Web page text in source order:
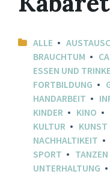
ALLE
BRAUCHTUM
ESSEN UND
FORTBILDUNG
HANDARBEIT
KINDER
KINO
KULTUR
KUNST
NACHHALTIKEIT
SPORT
TANZEN
UNTERHALTUNG